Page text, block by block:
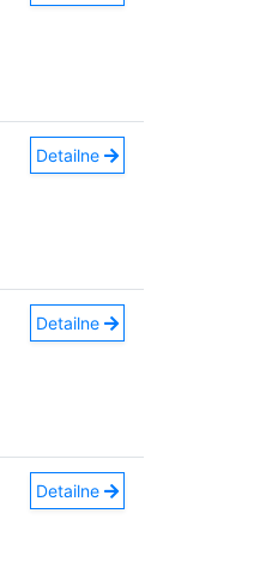
Detailne
Detailne
Detailne